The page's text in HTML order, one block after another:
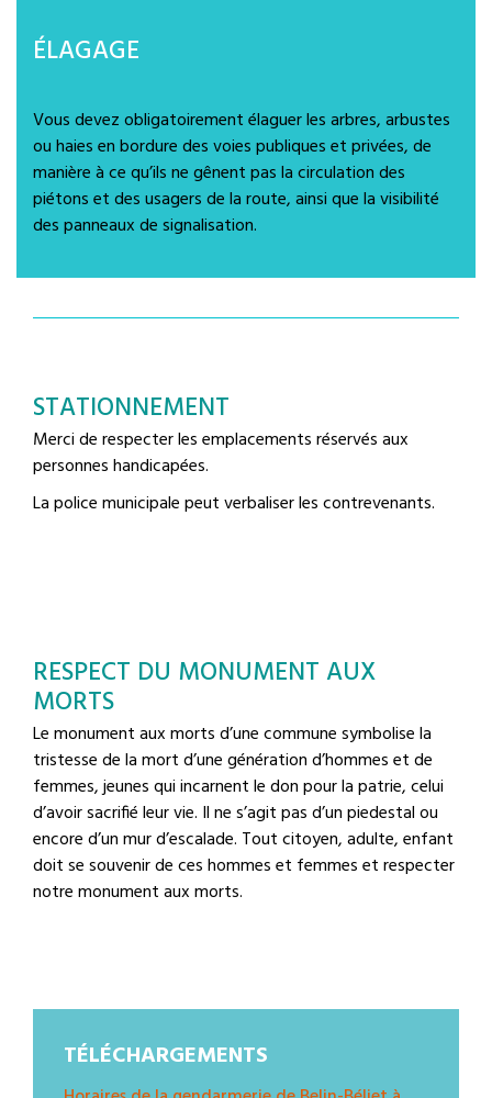
ÉLAGAGE
Vous devez obligatoirement élaguer les arbres, arbustes
ou haies en bordure des voies publiques et privées, de
manière à ce qu’ils ne gênent pas la circulation des
piétons et des usagers de la route, ainsi que la visibilité
des panneaux de signalisation.
STATIONNEMENT
Merci de respecter les emplacements réservés aux
personnes handicapées.
La police municipale peut verbaliser les contrevenants.
RESPECT DU MONUMENT AUX
MORTS
Le monument aux morts d’une commune symbolise la
tristesse de la mort d’une génération d’hommes et de
femmes, jeunes qui incarnent le don pour la patrie, celui
d’avoir sacrifié leur vie. Il ne s’agit pas d’un piedestal ou
encore d’un mur d’escalade. Tout citoyen, adulte, enfant
doit se souvenir de ces hommes et femmes et respecter
notre monument aux morts.
TÉLÉCHARGEMENTS